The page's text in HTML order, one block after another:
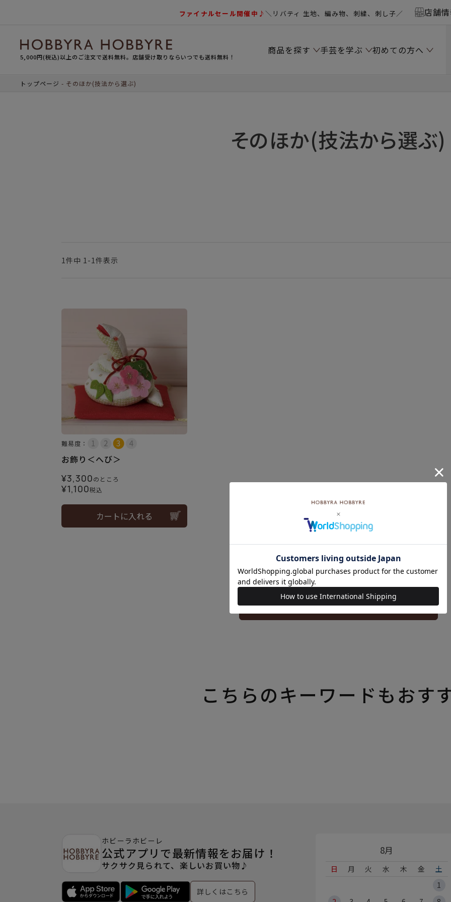
ファイナルセール開催中♪＼リバティ 生地、編み物、刺繍、刺し子／ 店舗
5,000円(税込)以上のご注文で送料無料。店舗受け取りならいつでも送料無料！
商品を探す 手芸を学ぶ 初めての方へ
トップページ そのほか(技法から選ぶ)
そのほか(技法から選ぶ)
1 件中 1 -1 件表示
難易度：
お飾り＜へび＞
¥3,300のところ
¥1,100税込
カートに入れる
いろいろなテーマの特集一覧はこちら
こちらのキーワードもおす
8月
日 月 火 水 木 金
土
1
ホビーラホビーレ
公式アプリで最新情報をお届け！
サクサク見られて、楽しいお買い物♪
詳しくはこちら